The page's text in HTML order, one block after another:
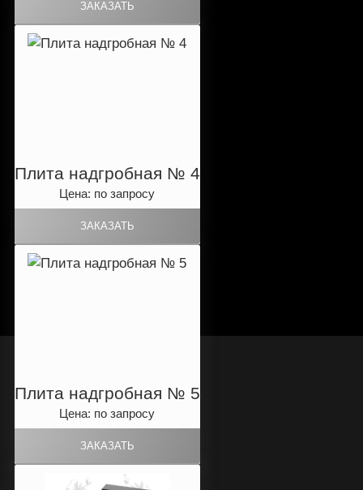
Плита надгробная № 4
Цена: по запросу
Плита надгробная № 5
Цена: по запросу